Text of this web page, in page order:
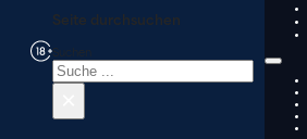
Seite durchsuchen